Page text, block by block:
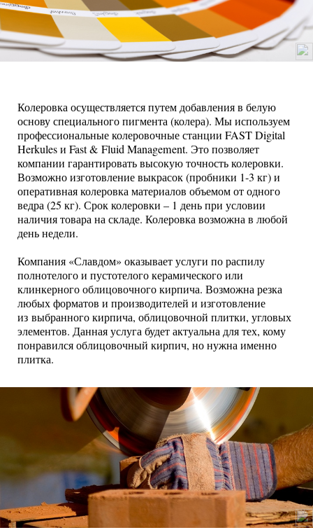
Колеровка осуществляется путем добавления в белую
основу специального пигмента (колера). Мы используем
профессиональные колеровочные станции FAST Digital
Herkules и Fast & Fluid Management. Это позволяет
компании гарантировать высокую точность колеровки.
Возможно изготовление выкрасок (пробники 1-3 кг) и
оперативная колеровка материалов объемом от одного
ведра (25 кг). Срок колеровки – 1 день при условии
наличия товара на складе. Колеровка возможна в любой
день недели.
Компания «Славдом» оказывает услуги по распилу
полнотелого и пустотелого керамического или
клинкерного облицовочного кирпича. Возможна резка
любых форматов и производителей и изготовление
из выбранного кирпича, облицовочной плитки, угловых
элементов. Данная услуга будет актуальна для тех, кому
понравился облицовочный кирпич, но нужна именно
плитка.